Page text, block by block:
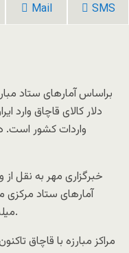
Mail SMS
خبرگزاری مهر به نقل
میلیارد دلار کالای قاچاق وارد کشور می‌شود.